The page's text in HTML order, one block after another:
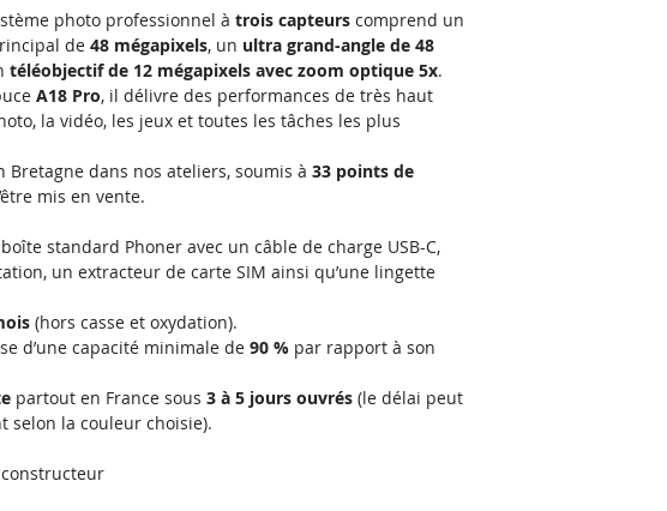
photo professionnel à trois capteurs comprend un
de 48 mégapixels, un ultra grand-angle de 48
téléobjectif de 12 mégapixels avec zoom optique 5x.
A18 Pro, il délivre des performances de très haut
la vidéo, les jeux et toutes les tâches les plus
Bretagne dans nos ateliers, soumis à 33 points de
mis en vente.
standard Phoner avec un câble de charge USB-C,
un extracteur de carte SIM ainsi qu’une lingette
(hors casse et oxydation).
d’une capacité minimale de 90 % par rapport à son
partout en France sous 3 à 5 jours ouvrés (le délai peut
selon la couleur choisie).